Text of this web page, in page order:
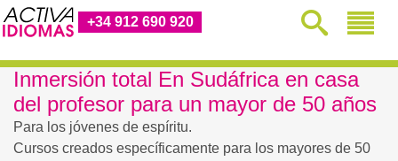
+34 912 690 920
Inmersión total En Sudáfrica en casa
del profesor para un mayor de 50 años
Para los jóvenes de espíritu.
Cursos creados específicamente para los mayores de 50